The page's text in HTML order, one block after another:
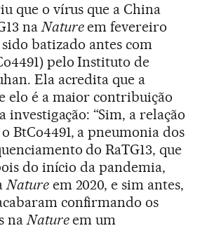
que o vírus que a China
naNatureem fevereiro
batizado antes com
pelo Instituto de
Ela acredita que a
elo é a maior contribuição
investigação: “Sim, a relação
BtCo4491, a pneumonia dos
do RaTG13, que
do início da pandemia,
Natureem 2020, e sim antes,
confirmando os
naNatureem um